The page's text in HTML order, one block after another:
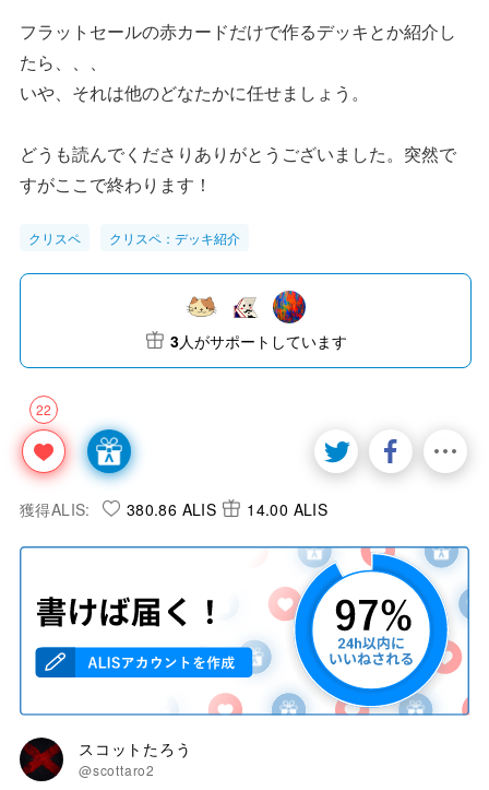
フラットセールの赤カードだけで作るデッキとか紹介し
たら、、、
いや、それは他のどなたかに任せましょう。
どうも読んでくださりありがとうございました。突然で
すがここで終わります！
クリスペ クリスペ：デッキ紹介
22
3人がサポートしています
獲得ALIS: 380.86 ALIS 14.00 ALIS
スコットたろう
@scottaro2